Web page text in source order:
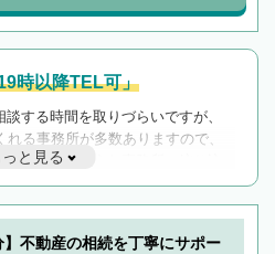
時以降TEL可」
する時間を取りづらいですが、
る事務所が多数ありますので、
場合はそのような事務所に絞り込
TEL可の条件
て再検索
っと見る
】不動産の相続を丁寧にサポー